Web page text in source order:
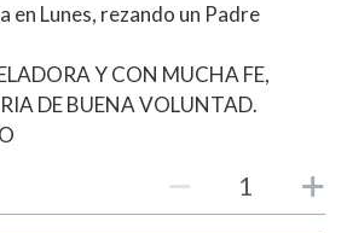
en Lunes, rezando un Padre
Y CON MUCHA FE,
DE BUENA VOLUNTAD.